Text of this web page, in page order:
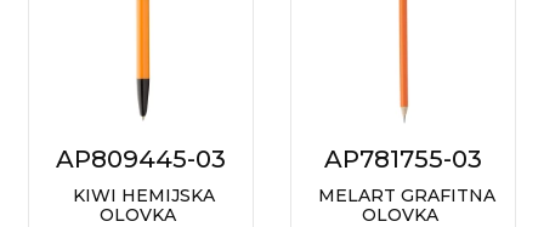
AP809445-03
KIWI HEMIJSKA
OLOVKA
AP781755-03
MELART GRAFITNA
OLOVKA